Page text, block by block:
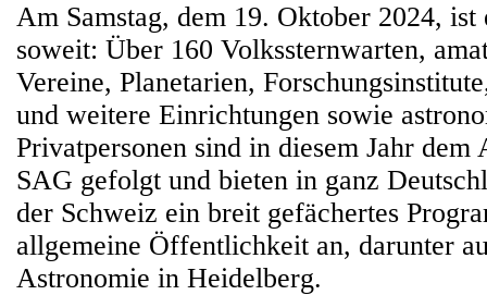
Am Samstag, dem 19. Oktober 2024, ist
soweit: Über 160 Volkssternwarten,
Vereine, Planetarien,
und weitere Einrichtungen sowie
Privatpersonen sind in diesem Jahr
SAG gefolgt und bieten in ganz
der Schweiz ein breit gefächertes
allgemeine Öffentlichkeit an, darunter
Astronomie in Heidelberg.